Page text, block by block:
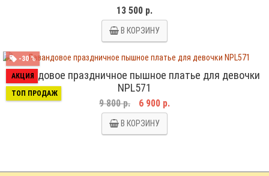
13 500 р.
В КОРЗИНУ
-30 %
АКЦИЯ
ТОП ПРОДАЖ
Лавандовое праздничное пышное платье для девочки
NPL571
9 800 р. 6 900 р.
В КОРЗИНУ